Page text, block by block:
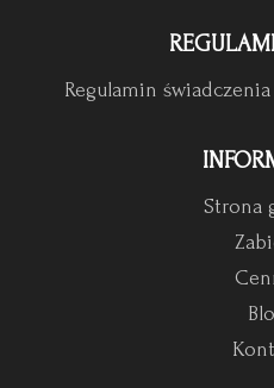
Regulamin
Strona